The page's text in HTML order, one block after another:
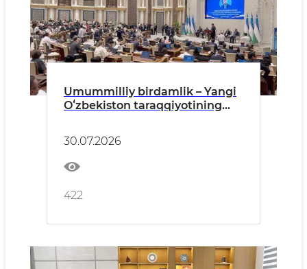
Umummilliy birdamlik – Yangi
Oʻzbekiston taraqqiyotining
30.07.2026
422